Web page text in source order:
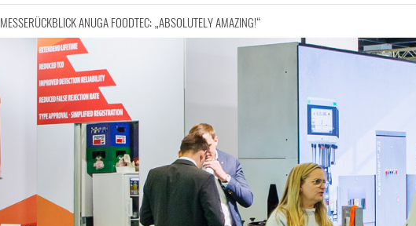
MESSERÜCKBLICK ANUGA FOODTEC: „ABSOLUTELY AMAZING!“